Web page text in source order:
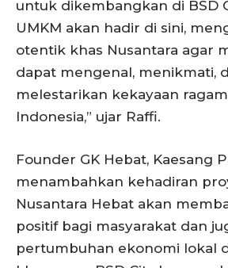
untuk dikembangkan di BSD
UMKM akan hadir di sini,
otentik khas Nusantara agar
dapat mengenal, menikmati,
melestarikan kekayaan
Indonesia,” ujar Raffi.
Founder GK Hebat, Kaesang
menambahkan kehadiran
Nusantara Hebat akan
positif bagi masyarakat dan
pertumbuhan ekonomi lokal